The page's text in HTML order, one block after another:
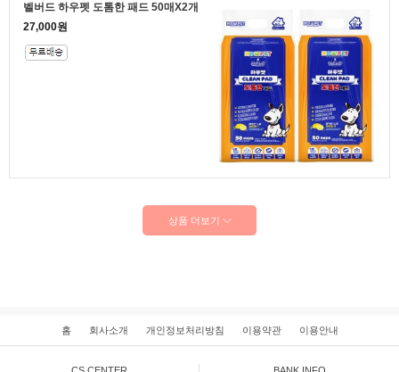
벨버드 하우펫 도톰한 패드 50매X2개
27,000원
상품 더보기
홈 회사소개 개인정보처리방침 이용약관 이용안내